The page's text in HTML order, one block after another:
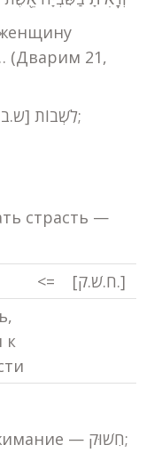
(Дварим 21,
Пленять, брать в плен — לִשְׁבוֹת [ש.ב.ה];
страсть —
<=
[ח.שׁ.ק.]
к
обруч, обод; скрепление, сжимание — חִשׁוּק;